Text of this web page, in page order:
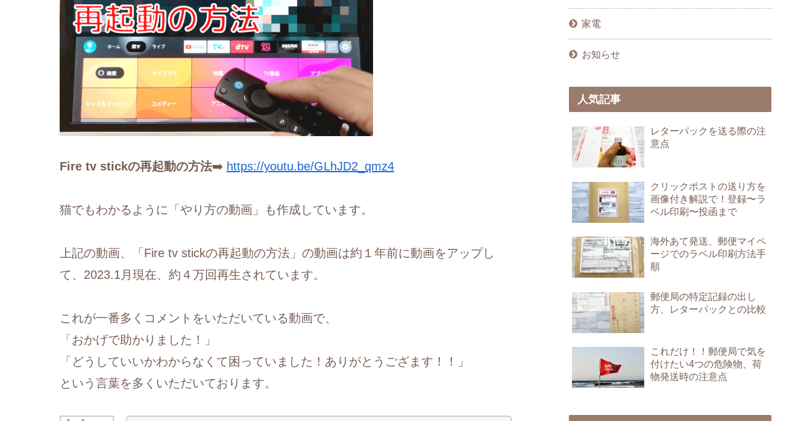
Fire tv stickの再起動の方法➡️ https://youtu.be/GLhJD2_qmz4
猫でもわかるように「やり方の動画」も作成しています。
上記の動画、「Fire tv stickの再起動の方法」の動画は約１年前に動画をアップし
て、2023.1月現在、約４万回再生されています。
これが一番多くコメントをいただいている動画で、
「おかげで助かりました！」
「どうしていいかわからなくて困っていました！ありがとうござます！！」
という言葉を多くいただいております。
家電
お知らせ
人気記事
レターパックを送る際の注
意点
クリックポストの送り方を
画像付き解説で！登録〜ラ
ベル印刷〜投函まで
海外あて発送、郵便マイペ
ージでのラベル印刷方法手
順
郵便局の特定記録の出し
方、レターパックとの比較
これだけ！！郵便局で気を
付けたい4つの危険物、荷
物発送時の注意点